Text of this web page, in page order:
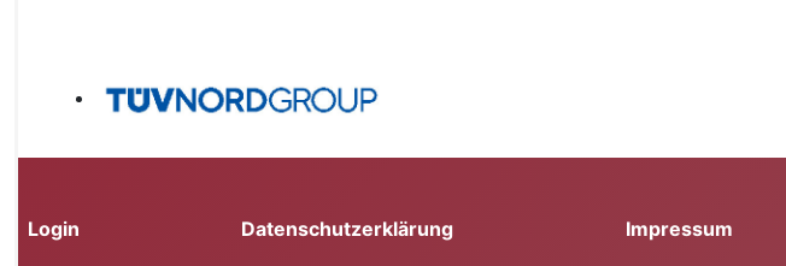
Login Datenschutzerklärung Impressum